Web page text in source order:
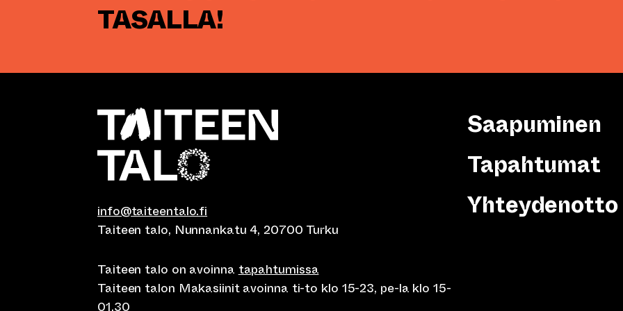
TASALLA!
info@taiteentalo.fi
Taiteen talo, Nunnankatu 4, 20700 Turku
Taiteen talo on avoinna tapahtumissa
Taiteen talon Makasiinit avoinna ti-to klo 15-23, pe-la klo 15-
01.30
Saapuminen
Tapahtumat
Yhteydenotto